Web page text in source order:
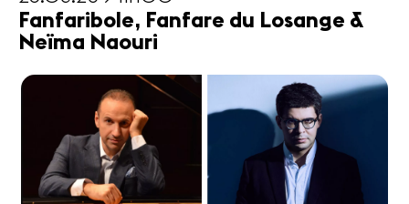
Fanfaribole, Fanfare du Losange &
Neïma Naouri